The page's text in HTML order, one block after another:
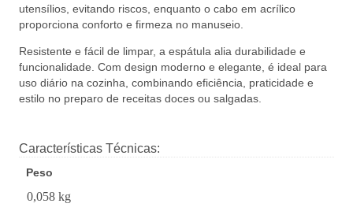
utensílios, evitando riscos, enquanto o cabo em acrílico
proporciona conforto e firmeza no manuseio.
Resistente e fácil de limpar, a espátula alia durabilidade e
funcionalidade. Com design moderno e elegante, é ideal para
uso diário na cozinha, combinando eficiência, praticidade e
estilo no preparo de receitas doces ou salgadas.
Características Técnicas:
Peso
0,058 kg